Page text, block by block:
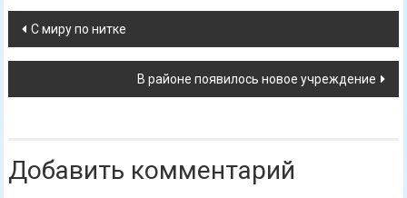
Навигация
по
записям
С миру по нитке
В районе появилось новое учреждение
Добавить комментарий